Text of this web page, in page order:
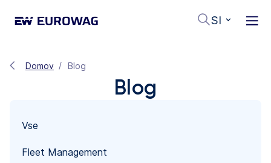
SI
Domov Blog
Blog
Vse
Fleet Management